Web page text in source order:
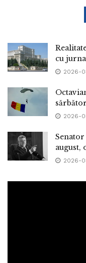
cu
2026-
2026-
Senator
august,
2026-